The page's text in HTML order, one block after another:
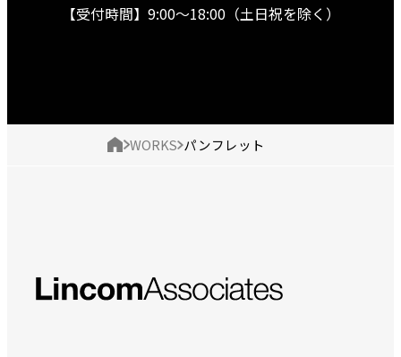
【受付時間】9:00〜18:00（土日祝を除く）
の
位
ト制
パ